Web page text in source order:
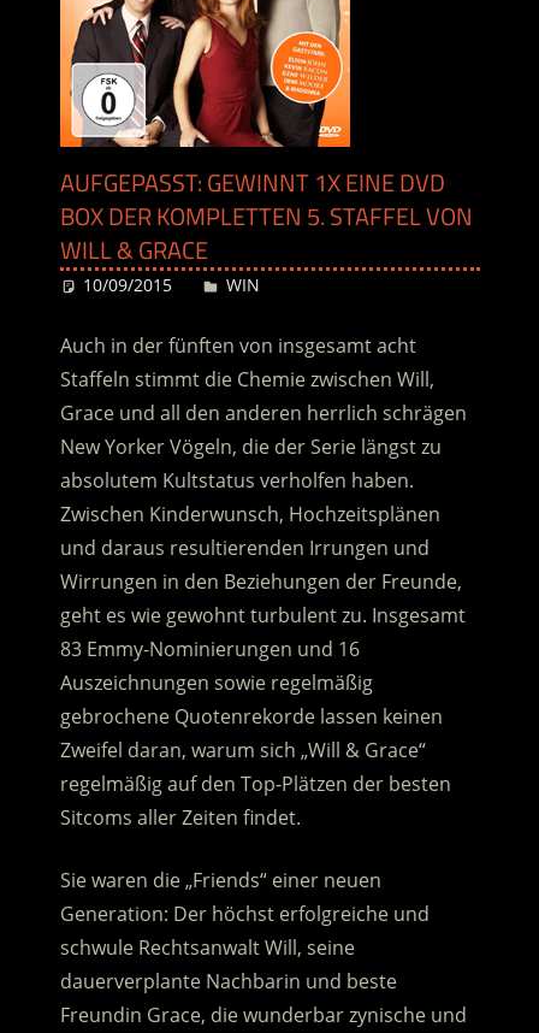
AUFGEPASST: GEWINNT 1X EINE DVD
BOX DER KOMPLETTEN 5. STAFFEL VON
WILL & GRACE
10/09/2015 Desiree
WIN
Auch in der fünften von insgesamt acht
Staffeln stimmt die Chemie zwischen Will,
Grace und all den anderen herrlich schrägen
New Yorker Vögeln, die der Serie längst zu
absolutem Kultstatus verholfen haben.
Zwischen Kinderwunsch, Hochzeitsplänen
und daraus resultierenden Irrungen und
Wirrungen in den Beziehungen der Freunde,
geht es wie gewohnt turbulent zu. Insgesamt
83 Emmy-Nominierungen und 16
Auszeichnungen sowie regelmäßig
gebrochene Quotenrekorde lassen keinen
Zweifel daran, warum sich „Will & Grace“
regelmäßig auf den Top-Plätzen der besten
Sitcoms aller Zeiten findet.
Sie waren die „Friends“ einer neuen
Generation: Der höchst erfolgreiche und
schwule Rechtsanwalt Will, seine
dauerverplante Nachbarin und beste
Freundin Grace, die wunderbar zynische und